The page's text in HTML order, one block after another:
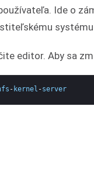
Ide o
editor. Aby sa
- kernel -server